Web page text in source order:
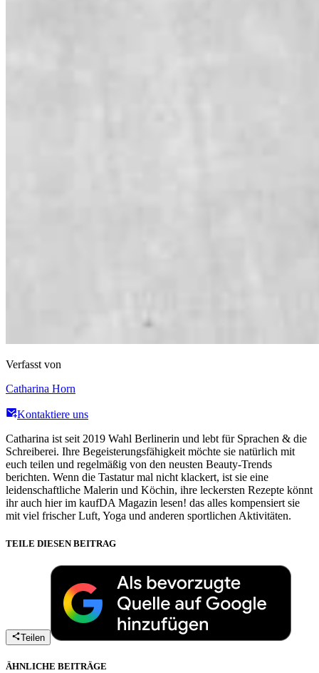
Verfasst von
Catharina Horn
Kontaktiere uns
Catharina ist seit 2019 Wahl Berlinerin und lebt für Sprachen & die
Schreiberei. Ihre Begeisterungsfähigkeit möchte sie natürlich mit
euch teilen und regelmäßig von den neusten Beauty-Trends
berichten. Wenn die Tastatur mal nicht klackert, ist sie eine
leidenschaftliche Malerin und Köchin, ihre leckersten Rezepte könnt
ihr auch hier im kaufDA Magazin lesen! das alles kompensiert sie
mit viel frischer Luft, Yoga und anderen sportlichen Aktivitäten.
TEILE DIESEN BEITRAG
Teilen
ÄHNLICHE BEITRÄGE